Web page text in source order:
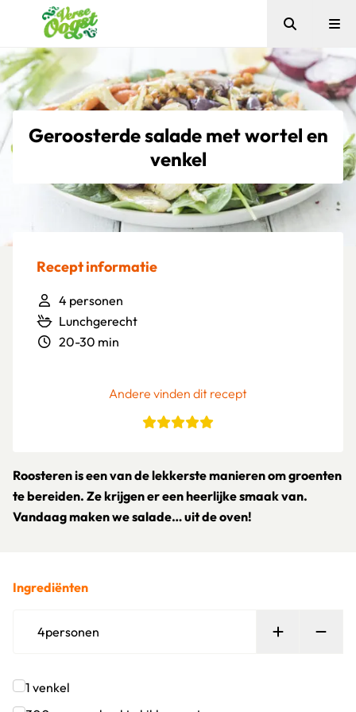
Verse Oogst
Zoeken
Geroosterde salade met wortel en
venkel
Recept informatie
4 personen
Lunchgerecht
20-30 min
Andere vinden dit recept
Roosteren is een van de lekkerste manieren om groenten
te bereiden. Ze krijgen er een heerlijke smaak van.
Vandaag maken we salade… uit de oven!
Ingrediënten
4personen Persoon
1 venkel